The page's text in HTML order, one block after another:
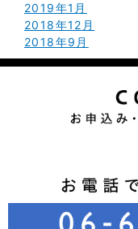
2019年1月
2018年12月
2018年9月